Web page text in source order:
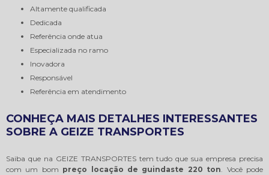
altamente qualificada
dedicada
referência onde atua
especializada no ramo
inovadora
responsável
referência em atendimento
CONHEÇA MAIS DETALHES INTERESSANTES
SOBRE A GEIZE TRANSPORTES
Saiba que na GEIZE TRANSPORTES tem tudo que sua empresa precisa
com um bom preço locação de guindaste 220 ton. Você pode